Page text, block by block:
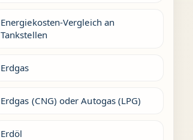
Energiekosten-Vergleich an
Tankstellen
Erdgas
Erdgas (CNG) oder Autogas (LPG)
Erdöl